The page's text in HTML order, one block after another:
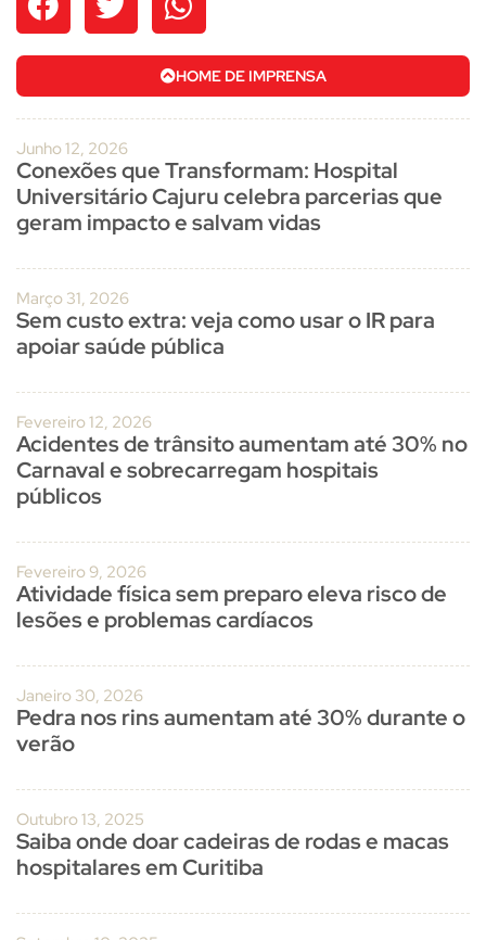
HOME DE IMPRENSA
Junho 12, 2026
Conexões que Transformam: Hospital
Universitário Cajuru celebra parcerias que
geram impacto e salvam vidas
Março 31, 2026
Sem custo extra: veja como usar o IR para
apoiar saúde pública
Fevereiro 12, 2026
Acidentes de trânsito aumentam até 30% no
Carnaval e sobrecarregam hospitais
públicos
Fevereiro 9, 2026
Atividade física sem preparo eleva risco de
lesões e problemas cardíacos
Janeiro 30, 2026
Pedra nos rins aumentam até 30% durante o
verão
Outubro 13, 2025
Saiba onde doar cadeiras de rodas e macas
hospitalares em Curitiba